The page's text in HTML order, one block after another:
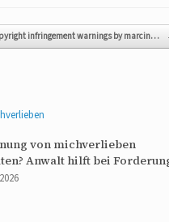
infringement warnings by marcin…
von michverlieben
Anwalt hilft bei